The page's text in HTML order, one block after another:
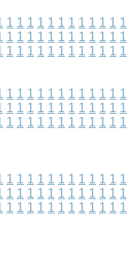
1 1 1 1 1 1 1 1 1 1 1 1
1 1 1 1 1 1 1 1 1 1 1 1
1 1 1 1 1 1 1 1 1 1 1 1
1 1 1 1 1 1 1 1 1 1 1 1
1 1 1 1 1 1 1 1 1 1 1 1
1 1 1 1 1 1 1 1 1 1 1 1
1 1 1 1 1 1 1 1 1 1 1 1
1 1 1 1 1 1 1 1 1 1 1 1
1 1 1 1 1 1 1 1 1 1 1 1